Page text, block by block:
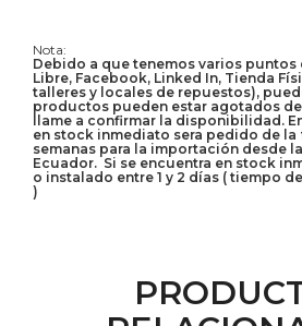
Nota:
Debido a que tenemos varios puntos
Libre, Facebook, Linked In, Tienda
talleres y locales de repuestos),
productos pueden estar agotados
llame a confirmar la disponibilidad.
en stock inmediato sera pedido de la
semanas para la importación desde
Ecuador. Si se encuentra en stock
o instalado entre 1 y 2 días ( tiempo
)